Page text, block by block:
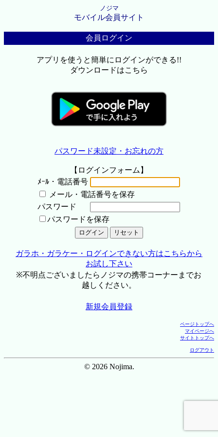
ノジマ
モバイル会員サイト
会員ログイン
アプリを使うと簡単にログインができる!!
ダウンロードはこちら
パスワード未設定・お忘れの方
【ログインフォーム】
ﾒｰﾙ・電話番号
メール・電話番号を保存
パスワード
パスワードを保存
ガラホ・ガラケー・ログインできない方はこちらから
お試し下さい
※不明点ございましたらノジマの携帯コーナーまでお
越しください。
新規会員登録
ページトップへ
マイページへ
サイトトップへ
ログアウト
© 2026 Nojima.